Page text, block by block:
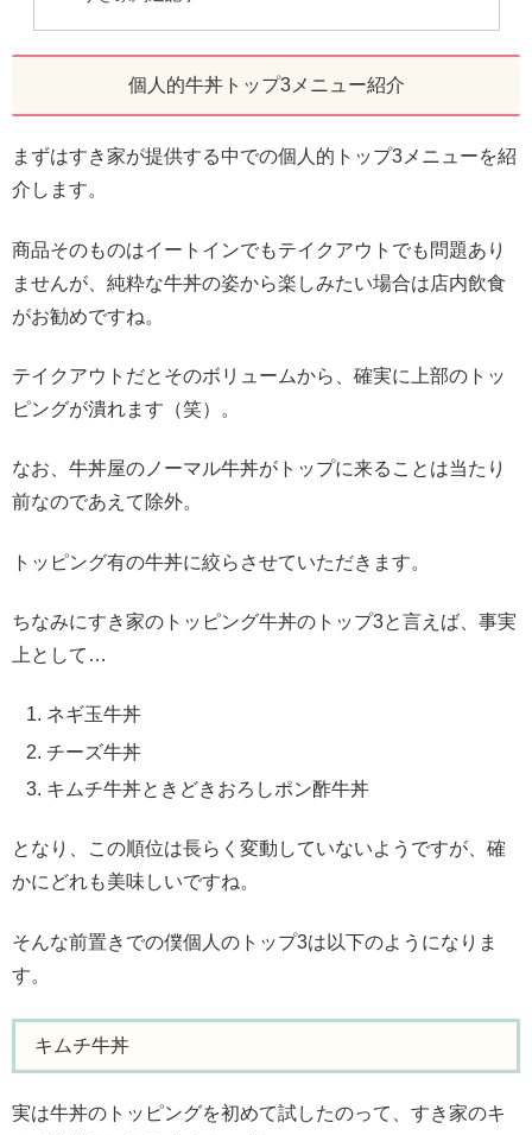
個人的牛丼トップ3メニュー紹介
まずはすき家が提供する中での個人的トップ3メニューを紹
介します。
商品そのものはイートインでもテイクアウトでも問題あり
ませんが、純粋な牛丼の姿から楽しみたい場合は店内飲食
がお勧めですね。
テイクアウトだとそのボリュームから、確実に上部のトッ
ピングが潰れます（笑）。
なお、牛丼屋のノーマル牛丼がトップに来ることは当たり
前なのであえて除外。
トッピング有の牛丼に絞らさせていただきます。
ちなみにすき家のトッピング牛丼のトップ3と言えば、事実
上として…
ネギ玉牛丼
チーズ牛丼
キムチ牛丼ときどきおろしポン酢牛丼
となり、この順位は長らく変動していないようですが、確
かにどれも美味しいですね。
そんな前置きでの僕個人のトップ3は以下のようになりま
す。
キムチ牛丼
実は牛丼のトッピングを初めて試したのって、すき家のキ